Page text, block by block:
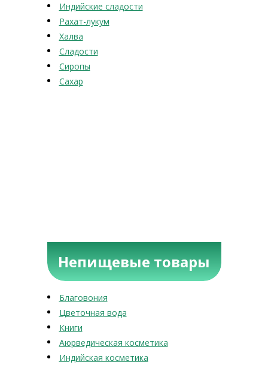
Индийские сладости
Рахат-лукум
Халва
Сладости
Сиропы
Сахар
Непищевые товары
Благовония
Цветочная вода
Книги
Аюрведическая косметика
Индийская косметика